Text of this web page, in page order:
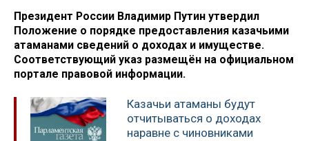
Президент России Владимир Путин утвердил
Положение о порядке предоставления казачьими
атаманами сведений о доходах и имуществе.
Соответствующий указ размещён на официальном
портале правовой информации.
Казачьи атаманы будут
отчитываться о доходах
наравне с чиновниками